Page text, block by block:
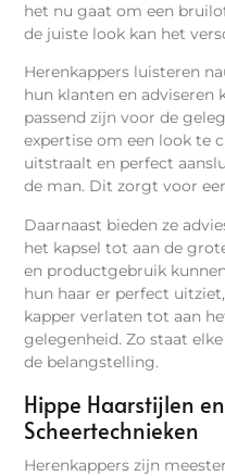
het nu gaat om een
de juiste look kan het
Herenkappers luisteren
hun klanten en adviseren
passend zijn voor de
expertise om een look te
uitstraalt en perfect
de man. Dit zorgt voor
Daarnaast bieden ze
het kapsel tot aan de
en productgebruik
hun haar er perfect
kapper verlaten tot aan
gelegenheid. Zo staat
de belangstelling.
Hippe Haarstijlen
Scheertechnieken
Herenkappers zijn